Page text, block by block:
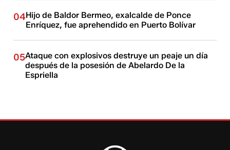
04Hijo de Baldor Bermeo, exalcalde de Ponce
Enríquez, fue aprehendido en Puerto Bolívar
05Ataque con explosivos destruye un peaje un día
después de la posesión de Abelardo De la
Espriella